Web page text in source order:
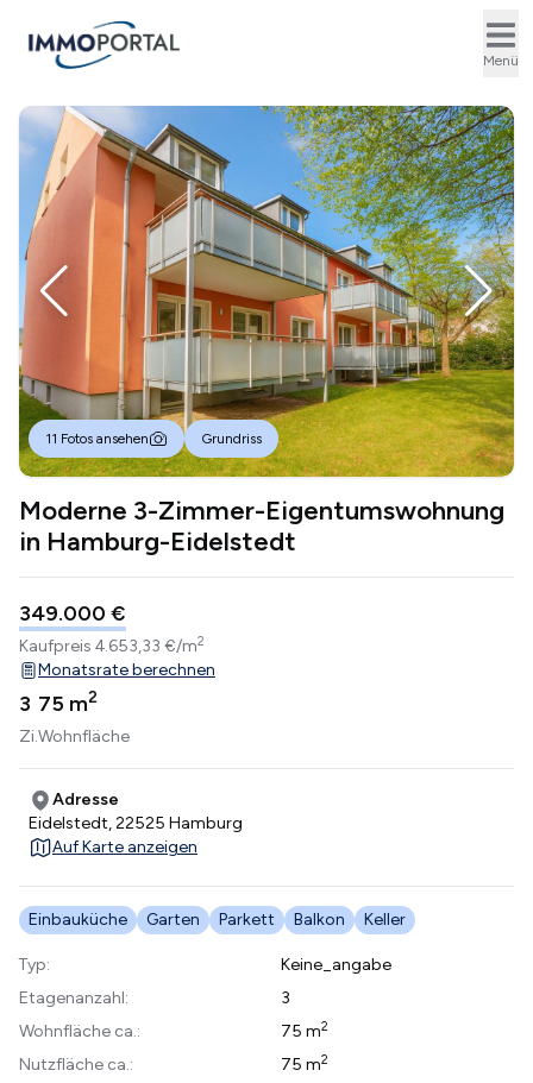
Menü
11 Fotos ansehen Grundriss
Moderne 3-Zimmer-Eigentumswohnung
in Hamburg-Eidelstedt
349.000 €
Kaufpreis 4.653,33 €/m2
Monatsrate berechnen
3
Zi.
75 m2
Wohnfläche
Adresse
Eidelstedt, 22525 Hamburg
Auf Karte anzeigen
Einbauküche Garten Parkett Balkon Keller
Typ:
Keine_angabe
Etagenanzahl:
3
Wohnfläche ca.:
75 m2
Nutzfläche ca.: 75 m2